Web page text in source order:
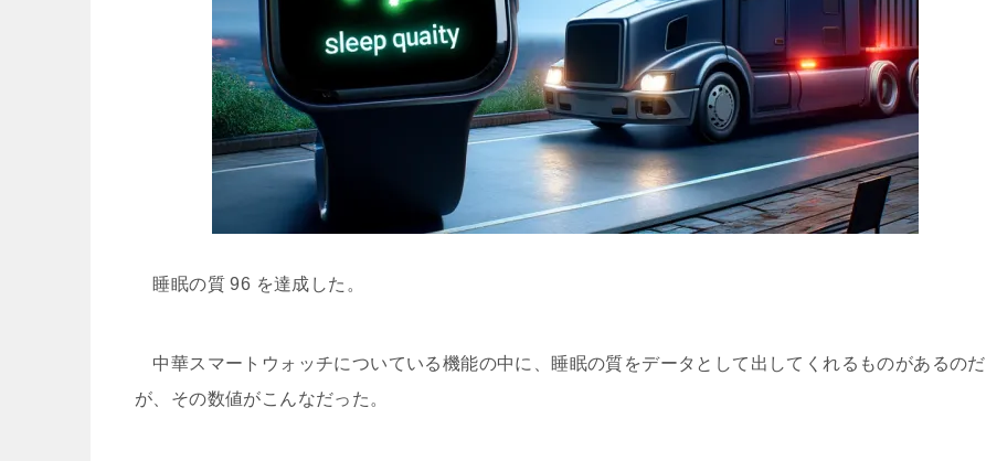
睡眠の質 96 を達成した。
中華スマートウォッチについている機能の中に、睡眠の質をデータとして出してくれるものがあるのだ
が、その数値がこんなだった。